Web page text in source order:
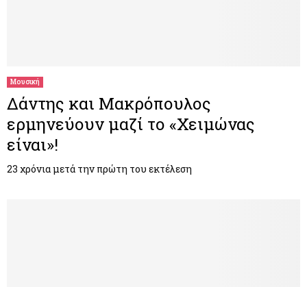
Μουσική
Δάντης και Μακρόπουλος
ερμηνεύουν μαζί το «Χειμώνας
είναι»!
23 χρόνια μετά την πρώτη του εκτέλεση